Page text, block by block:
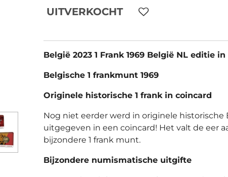
UITVERKOCHT
België 2023 1 Frank 1969 België NL editie
Belgische 1 frankmunt 1969
Originele historische 1 frank in coincard
Nog niet eerder werd in originele historische
uitgegeven in een coincard! Het valt de eer
bijzondere 1 frank munt.
Bijzondere numismatische uitgifte